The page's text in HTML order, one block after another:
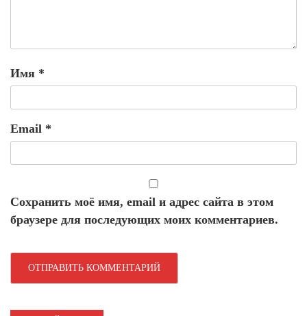
Имя *
Email *
Сохранить моё имя, email и адрес сайта в этом
браузере для последующих моих комментариев.